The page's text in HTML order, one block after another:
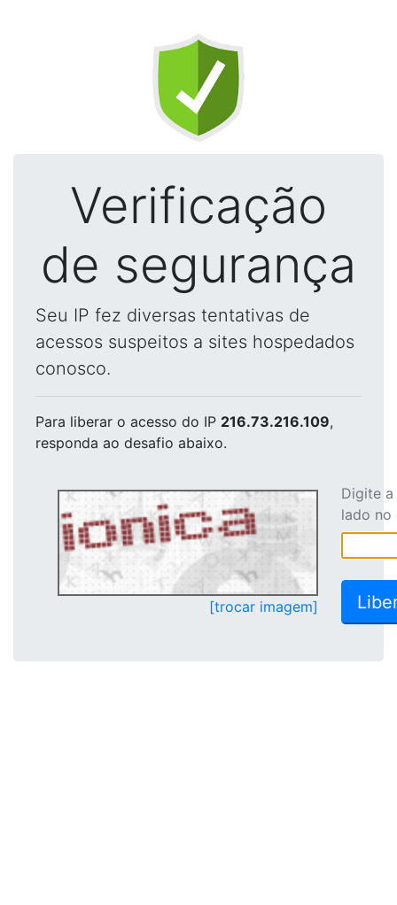
Verificação
de segurança
Seu IP fez diversas tentativas de
acessos suspeitos a sites hospedados
conosco.
Para liberar o acesso do IP 216.73.216.109,
responda ao desafio abaixo.
[trocar imagem]
Digite
lado no